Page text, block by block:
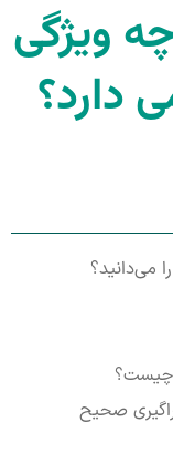
ویژگی‌
دارد؟
می‌دانید؟
چیست؟
صحیح